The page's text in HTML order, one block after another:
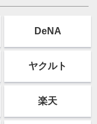
DeNA
ヤクルト
楽天